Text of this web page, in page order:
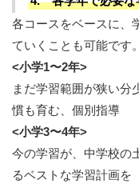
各コースをベースに、
ていくことも可能です。
<小学1〜2年>
まだ学習範囲が狭い分
慣も育む、個別指導
<小学3〜4年>
今の学習が、中学校の
るベストな学習計画を